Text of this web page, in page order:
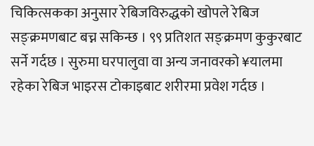
चिकित्सकका अनुसार रेबिजविरुद्धको खोपले रेबिज
सङ्क्रमणबाट बच्न सकिन्छ । ९९ प्रतिशत सङ्क्रमण कुकुरबाट
सर्ने गर्दछ । सुरुमा घरपालुवा वा अन्य जनावरको ¥यालमा
रहेका रेबिज भाइरस टोकाइबाट शरीरमा प्रवेश गर्दछ ।